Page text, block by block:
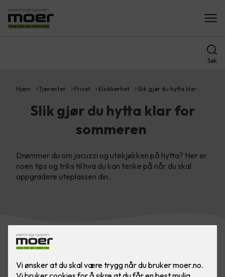
Søk
Hjem Tjenester Privat Elsikkerhet Slik gjør du hytta klar…
Slik gjør du hytta klar for
sommeren
Drømmer du om jacuzzi og utekjøkken på hytta? Her er
noen tips og triks til hva du kan tenke på når du skal
oppgradere uteplassen din.